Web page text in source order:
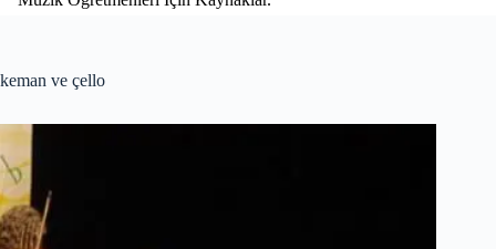
keman ve çello